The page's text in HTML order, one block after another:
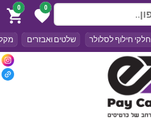
0
favorite
0
shopping_cart
חלקי חילוף לסלולר שלטים ואבזרים